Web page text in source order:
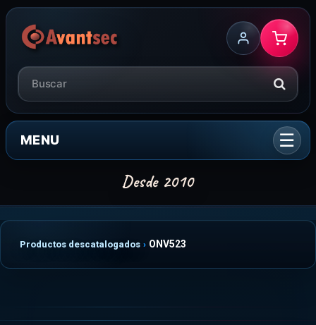
MENU
Productos descatalogados ONV523